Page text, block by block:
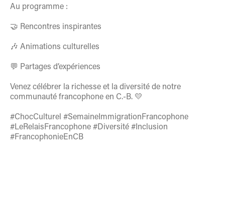
Au programme :
🤝 Rencontres inspirantes
🎶 Animations culturelles
💬 Partages d’expériences
Venez célébrer la richesse et la diversité de notre
communauté francophone en C.-B. 💛
#ChocCulturel #SemaineImmigrationFrancophone
#LeRelaisFrancophone #Diversité #Inclusion
#FrancophonieEnCB